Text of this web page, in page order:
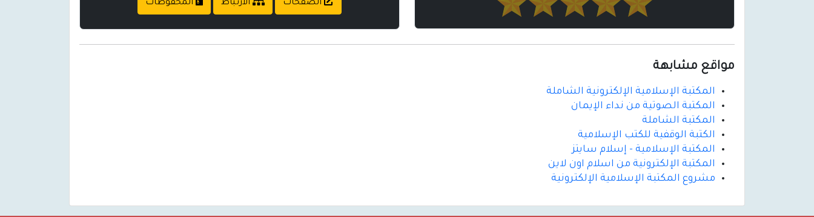
الصفحات الارتباط المحفوظات
مواقع مشابهة
المكتبة الإسلامية الإلكترونية الشاملة
المكتبة الصوتية من نداء الإيمان
المكتبة الشاملة
الكتبة الوقفية للكتب الإسلامية
المكتبة الإسلامية - إسلام سايتز
المكتبة الإلكترونية من اسلام اون لاين
مشروع المكتبة الإسلامية الإلكترونية